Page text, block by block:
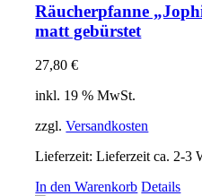
Räucherpfanne
matt gebürstet
27,80€
inkl. 19 % MwSt.
zzgl.Versandkosten
Lieferzeit:Lieferzeit ca. 2-3
In den Warenkorb Details